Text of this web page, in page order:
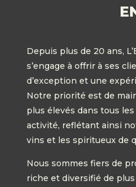
Depuis plus de 20 ans,
s’engage à offrir à ses
d’exception et une
Notre priorité est de
plus élevés dans tous
activité, reflétant ainsi
vins et les spiritueux de
Nous sommes fiers de
riche et diversifié de